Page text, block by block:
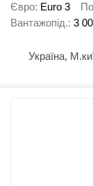
Євро Euro 3
Вантажопід. 3
Україна,